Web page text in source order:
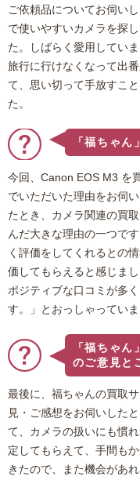
ご依頼品についてお伺い
で使いやすいカメラを探
た。しばらく愛用してい
旅行に行けなくなって出
て、思い切って手放すこ
た。
「福ちゃ
今回、Canon EOS M3 を
でいただいた理由をお伺
たとき、カメラ関連の買
んだ大きな理由の一つで
く評価をしてくれるとの
価してもらえると感じま
ポジティブな口コミが多
す。」とおっしゃっていま
「福ちゃ
のご意見と
最後に、福ちゃんの買取
見・ご感想をお伺いした
て、カメラの扱いにも慣
定してもらえて、手間も
きたので、また機会があ